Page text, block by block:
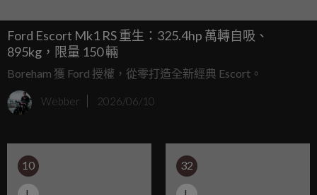
Ford Escort Mk1 RS 重生：325.4hp 萬轉自吸、
895kg，限量 150 輛
Boreham 獲 Ford 授權，從零打造全新經典 Escort。
Webber 2026/06/10
10 32